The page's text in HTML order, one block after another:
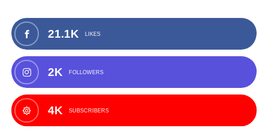
21.1K LIKES
2K FOLLOWERS
4K SUBSCRIBERS